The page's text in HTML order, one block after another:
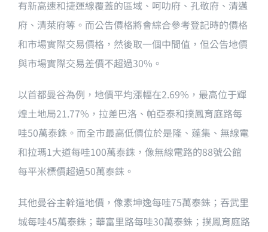
有新高速和捷運線覆蓋的區域、呵叻府、孔敬府、清邁
府、清萊府等。而公告價格將會綜合參考登記時的價格
和市場實際交易價格，然後取一個中間值，但公告地價
與市場實際交易差價不超過30%。
以首都曼谷為例，地價平均漲幅在2.69%，最高位于輝
煌土地局21.77%，拉差巴洛、帕亞泰和撲鳳育庭路每
哇50萬泰銖。而全市最高低價位於是隆、蓬集、無線電
和拉瑪1大道每哇100萬泰銖，像無線電路的88號公館
每平米標價超過50萬泰銖。
其他曼谷主幹道地價，像素坤逸每哇75萬泰銖；吞武里
城每哇45萬泰銖；華富里路每哇30萬泰銖；撲鳳育庭路